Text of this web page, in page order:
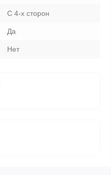
С 4-х сторон
Да
Нет